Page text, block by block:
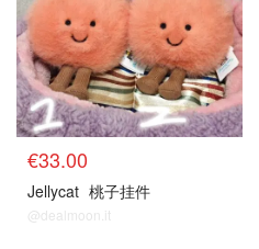
€33.00
Jellycat 桃子挂件
@dealmoon.it